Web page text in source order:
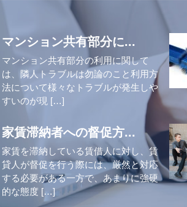
マンション共有部分に...
マンション共有部分の利用に関して
は、隣人トラブルは勿論のこと利用方
法について様々なトラブルが発生しや
すいのが現 […]
家賃滞納者への督促方...
家賃を滞納している賃借人に対し、賃
貸人が督促を行う際には、厳然と対応
する必要がある一方で、あまりに強硬
的な態度 […]